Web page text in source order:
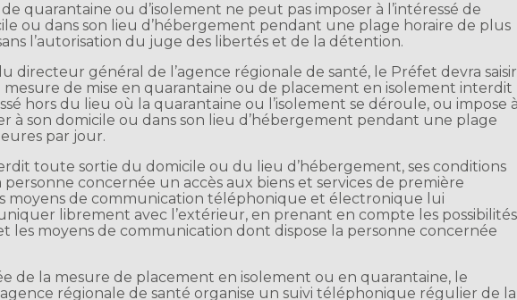
quarantaine ou d’isolement ne peut pas imposer à l’intéressé de
ou dans son lieu d’hébergement pendant une plage horaire de plus
l’autorisation du juge des libertés et de la détention.
directeur général de l’agence régionale de santé, le Préfet devra saisir
mesure de mise en quarantaine ou de placement en isolement interdit
hors du lieu où la quarantaine ou l’isolement se déroule, ou impose
à son domicile ou dans son lieu d’hébergement pendant une plage
par jour.
toute sortie du domicile ou du lieu d’hébergement, ses conditions
concernée un accès aux biens et services de première
moyens de communication téléphonique et électronique lui
librement avec l’extérieur, en prenant en compte les possibilités
les moyens de communication dont dispose la personne concernée
de la mesure de placement en isolement ou en quarantaine, le
régionale de santé organise un suivi téléphonique régulier de la